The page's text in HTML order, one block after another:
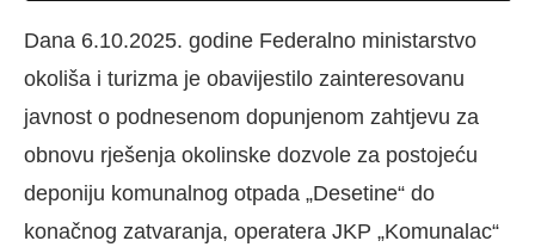
Dana 6.10.2025. godine Federalno ministarstvo
okoliša i turizma je obavijestilo zainteresovanu
javnost o podnesenom dopunjenom zahtjevu za
obnovu rješenja okolinske dozvole za postojeću
deponiju komunalnog otpada „Desetine“ do
konačnog zatvaranja, operatera JKP „Komunalac“